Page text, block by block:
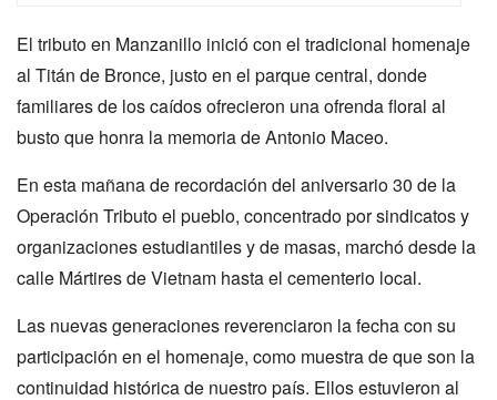
El tributo en Manzanillo inició con el tradicional homenaje
al Titán de Bronce, justo en el parque central, donde
familiares de los caídos ofrecieron una ofrenda floral al
busto que honra la memoria de Antonio Maceo.
En esta mañana de recordación del aniversario 30 de la
Operación Tributo el pueblo, concentrado por sindicatos y
organizaciones estudiantiles y de masas, marchó desde la
calle Mártires de Vietnam hasta el cementerio local.
Las nuevas generaciones reverenciaron la fecha con su
participación en el homenaje, como muestra de que son la
continuidad histórica de nuestro país. Ellos estuvieron al